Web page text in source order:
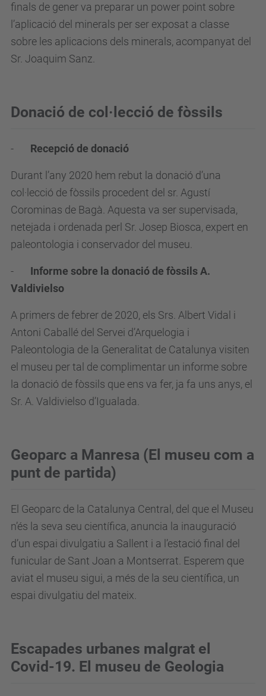
finals de gener va preparar un power point sobre
l’aplicació del minerals per ser exposat a classe
sobre les aplicacions dels minerals, acompanyat del
Sr. Joaquim Sanz.
Donació de col·lecció de fòssils
- Recepció de donació
Durant l’any 2020 hem rebut la donació d’una
col·lecció de fòssils procedent del sr. Agustí
Corominas de Bagà. Aquesta va ser supervisada,
netejada i ordenada perl Sr. Josep Biosca, expert en
paleontologia i conservador del museu.
- Informe sobre la donació de fòssils A.
Valdivielso
A primers de febrer de 2020, els Srs. Albert Vidal i
Antoni Caballé del Servei d’Arquelogia i
Paleontologia de la Generalitat de Catalunya visiten
el museu per tal de complimentar un informe sobre
la donació de fòssils que ens va fer, ja fa uns anys, el
Sr. A. Valdivielso d’Igualada.
Geoparc a Manresa (El museu com a
punt de partida)
El Geoparc de la Catalunya Central, del que el Museu
n’és la seva seu científica, anuncia la inauguració
d’un espai divulgatiu a Sallent i a l’estació final del
funicular de Sant Joan a Montserrat. Esperem que
aviat el museu sigui, a més de la seu científica, un
espai divulgatiu del mateix.
Escapades urbanes malgrat el
Covid-19. El museu de Geologia